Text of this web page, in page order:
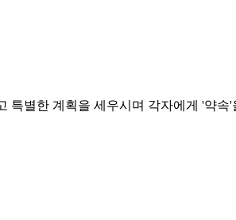
특별한 계획을 세우시며 각자에게 '약